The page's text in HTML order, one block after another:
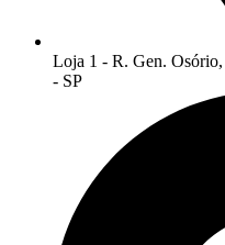
Loja 1 - R. Gen.
- SP